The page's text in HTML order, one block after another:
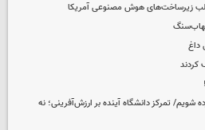
زیرساخت‌های هوش مصنوعی آمریکا
داغ
کردند
تمرکز دانشگاه آینده بر ارزش‌آفرینی؛ نه